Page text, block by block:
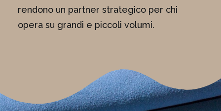
rendono un partner strategico per chi
opera su grandi e piccoli volumi.